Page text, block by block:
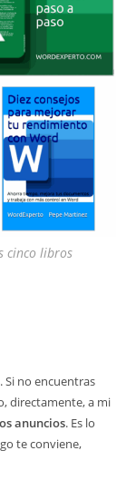
cinco libros
Si no encuentras
directamente, a mi
anuncios. Es lo
te conviene,